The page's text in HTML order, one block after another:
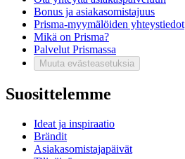
Bonus ja asiakasomistajuus
Prisma-myymälöiden yhteystiedot
Mikä on Prisma?
Palvelut Prismassa
Muuta evästeasetuksia
Suosittelemme
Ideat ja inspiraatio
Brändit
Asiakasomistajapäivät